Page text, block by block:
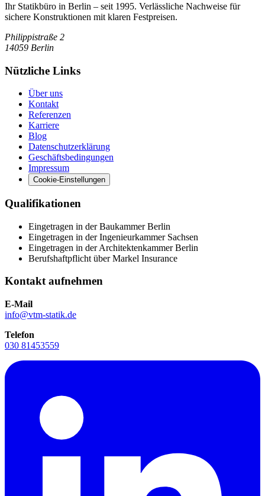
Ihr Statikbüro in Berlin – seit 1995. Verlässliche Nachweise für
sichere Konstruktionen mit klaren Festpreisen.
Philippistraße 2
14059 Berlin
Nützliche Links
Über uns
Kontakt
Referenzen
Karriere
Blog
Datenschutzerklärung
Geschäftsbedingungen
Impressum
Cookie-Einstellungen
Qualifikationen
Eingetragen in der Baukammer Berlin
Eingetragen in der Ingenieurkammer Sachsen
Eingetragen in der Architektenkammer Berlin
Berufshaftpflicht über Markel Insurance
Kontakt aufnehmen
E-Mail
info@vtm-statik.de
Telefon
030 81453559